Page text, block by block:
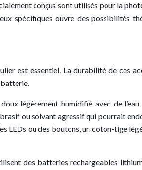
conçus sont utilisés pour la
spécifiques ouvre des possibilités
est essentiel. La durabilité de ces
batterie.
légèrement humidifié avec de
ou solvant agressif qui pourrait
LEDs ou des boutons, un coton-tige
des batteries rechargeables